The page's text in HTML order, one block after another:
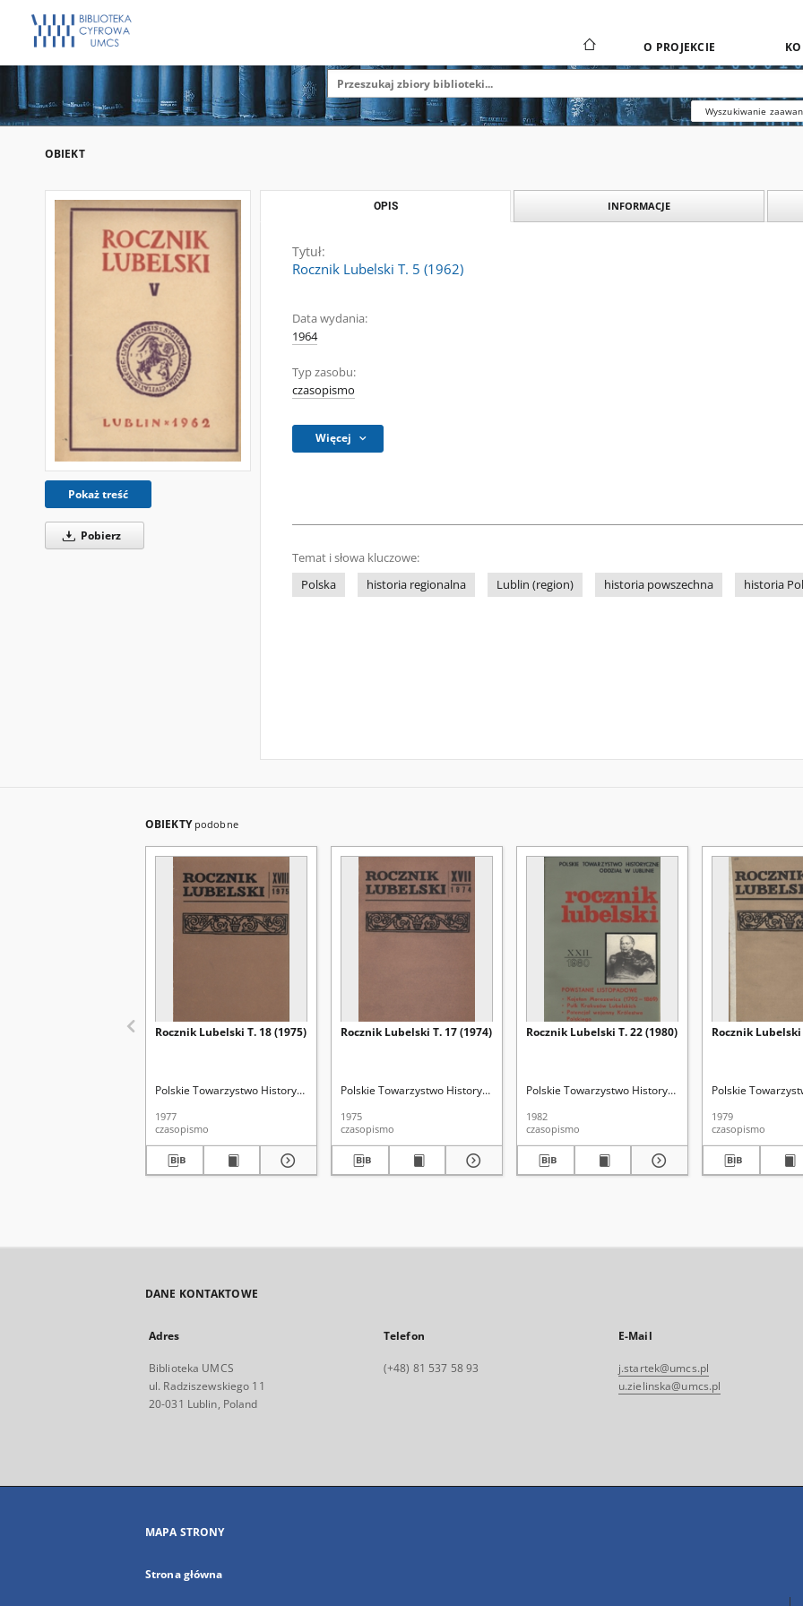
O PROJEKCIE
Wyszukiwanie
OBIEKT
Pokaż treść
Pobierz
OPIS INFORMACJE
Tytuł:
Rocznik Lubelski T. 5 (1962)
Data wydania:
1964
Typ zasobu:
czasopismo
Więcej
Temat i słowa kluczowe:
Polska
historia regionalna Lublin (region) historia powszechna historia
OBIEKTY podobne
Rocznik Lubelski T. 18 (1975)
Polskie Towarzystwo Historyczne. Oddział w Lublinie Myśliński, Kazimierz. Red.
1977
czasopismo
Rocznik Lubelski T. 17 (1974)
Polskie Towarzystwo Historyczne. Oddział w Lublinie Myśliński, Kazimierz. Red.
1975
czasopismo
Rocznik Lubelski T. 22 (1980)
Polskie Towarzystwo Historyczne. Oddział w Lublinie
1982
czasopismo
Rocznik Lubelski
Polskie
1979
czasopismo
DANE KONTAKTOWE
Adres
Biblioteka UMCS
ul. Radziszewskiego 11
20-031 Lublin, Poland
Telefon
(+48) 81 537 58 93
E-Mail
j.startek@umcs.pl
u.zielinska@umcs.pl
MAPA STRONY
Strona główna